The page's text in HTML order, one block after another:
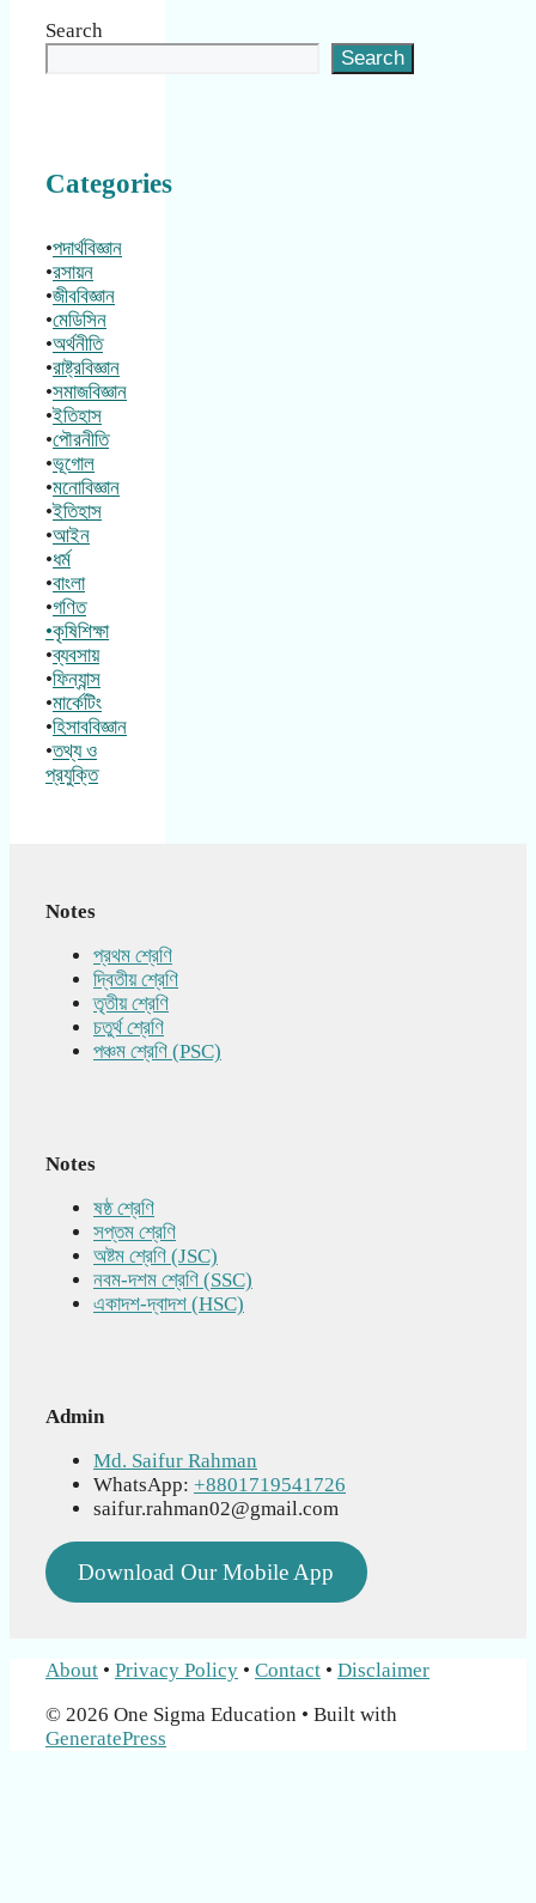
Search
Search
Categories
•পদার্থবিজ্ঞান
•রসায়ন
•জীববিজ্ঞান
•মেডিসিন
•অর্থনীতি
•রাষ্ট্রবিজ্ঞান
•সমাজবিজ্ঞান
•ইতিহাস
•পৌরনীতি
•ভূগোল
•মনোবিজ্ঞান
•ইতিহাস
•আইন
•ধর্ম
•বাংলা
•গণিত
•কৃষিশিক্ষা
•ব্যবসায়
•ফিন্যান্স
•মার্কেটিং
•হিসাববিজ্ঞান
•তথ্য ও
প্রযুক্তি
Notes
প্রথম শ্রেণি
দ্বিতীয় শ্রেণি
তৃতীয় শ্রেণি
চতুর্থ শ্রেণি
পঞ্চম শ্রেণি (PSC)
Notes
ষষ্ঠ শ্রেণি
সপ্তম শ্রেণি
অষ্টম শ্রেণি (JSC)
নবম-দশম শ্রেণি (SSC)
একাদশ-দ্বাদশ (HSC)
Admin
Md. Saifur Rahman
WhatsApp: +8801719541726
saifur.rahman02@gmail.com
Download Our Mobile App
About • Privacy Policy • Contact • Disclaimer
© 2026 One Sigma Education • Built with
GeneratePress